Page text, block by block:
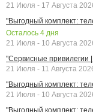
21 Июля - 17 Августа
"Выгодный комплект:
Осталось 4 дня
21 Июля - 10 Августа
"Сервисные привилегии
21 Июля - 11 Августа
"Выгодный комплект:
21 Июля - 10 Августа
"Выгодный комплект: